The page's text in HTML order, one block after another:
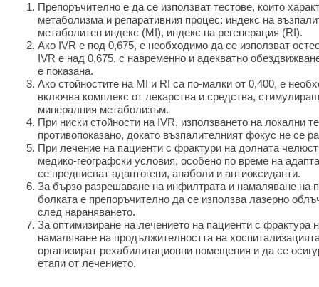
Препоръчително е да се използват тестове, които
метаболизма и репаративния процес: индекс на
метаболитен индекс (MI), индекс на регенерация (RI).
Ако IVR е под 0,675, е необходимо да се използват
IVR е над 0,675, с навременно и адекватно
е показана.
Ако стойностите на MI и RI са по-малки от 0,400, е
включва комплекс от лекарства и средства,
минералния метаболизъм.
При ниски стойности на IVR, използването на локални
противопоказано, докато възпалителният фокус не се
При лечение на пациенти с фрактури на долната
медико-географски условия, особено по време на
се предписват адаптогени, анаболи и антиоксиданти.
За бързо разрешаване на инфилтрата и намаляване на
болката е препоръчително да се използва лазерно
след нараняването.
За оптимизиране на лечението на пациенти с фрактура
намаляване на продължителността на
организират рехабилитационни помещения и да се
етапи от лечението.